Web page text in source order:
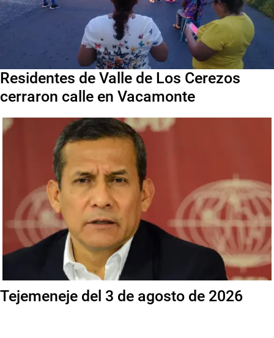
Residentes de Valle de Los Cerezos
cerraron calle en Vacamonte
Tejemeneje del 3 de agosto de 2026